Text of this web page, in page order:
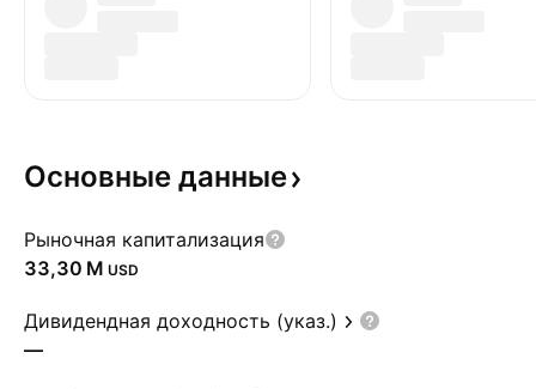
Основные данные
Рыночная капитализация
‪33,30 M‬ USD
Дивидендная доходность (указ.)
—